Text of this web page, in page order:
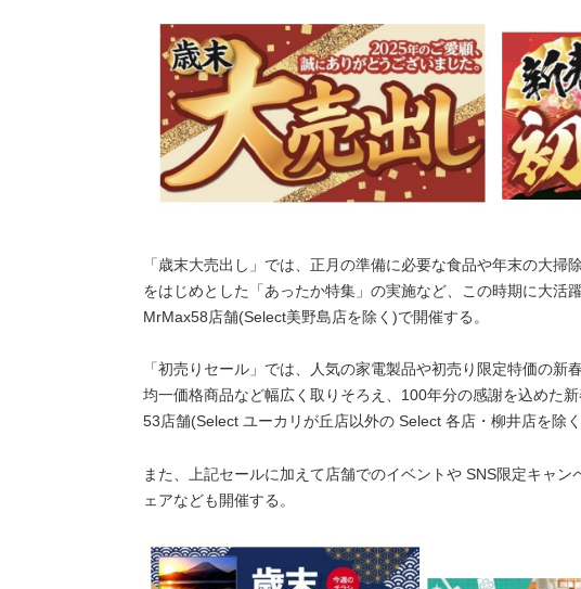
「歳末大売出し」では、正月の準備に必要な食品や年末の大掃
をはじめとした「あったか特集」の実施など、この時期に大活
MrMax58店舗(Select美野島店を除く)で開催する。
「初売りセール」では、人気の家電製品や初売り限定特価の新
均一価格商品など幅広く取りそろえ、100年分の感謝を込めた
53店舗(Select ユーカリが丘店以外の Select 各店・柳井店を除く
また、上記セールに加えて店舗でのイベントや SNS限定キャ
ェアなども開催する。